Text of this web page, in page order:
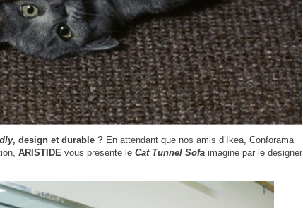
, design et durable ? En attendant que nos amis d’Ikea, Conforama
ARISTIDE vous présente le Cat Tunnel Sofa imaginé par le designer